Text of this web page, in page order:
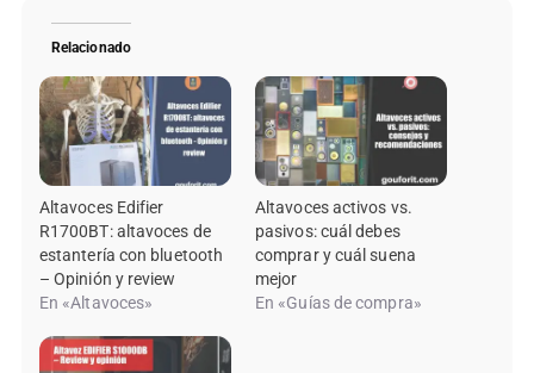
Relacionado
Altavoces Edifier
R1700BT: altavoces de
estantería con bluetooth
– Opinión y review
En «Altavoces»
Altavoces activos vs.
pasivos: cuál debes
comprar y cuál suena
mejor
En «Guías de compra»